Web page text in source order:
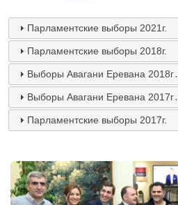
Парламентские выборы 2021г.
Парламентские выборы 2018г.
Выборы Авагани Еревана 2018г․
Выборы Авагани Еревана 2017г․
Парламентские выборы 2017г.